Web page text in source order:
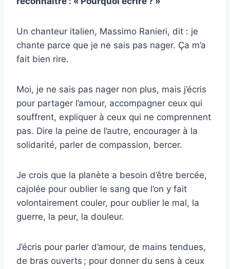
Un chanteur italien, Massimo Ranieri, dit : je
chante parce que je ne sais pas nager. Ça m’a
fait bien rire.
Moi, je ne sais pas nager non plus, mais j’écris
pour partager l’amour, accompagner ceux qui
souffrent, expliquer à ceux qui ne comprennent
pas. Dire la peine de l’autre, encourager à la
solidarité, parler de compassion, bercer.
Je crois que la planète a besoin d’être bercée,
cajolée pour oublier le sang que l’on y fait
volontairement couler, pour oublier le mal, la
guerre, la peur, la douleur.
J’écris pour parler d’amour, de mains tendues,
de bras ouverts ; pour donner du sens à ceux